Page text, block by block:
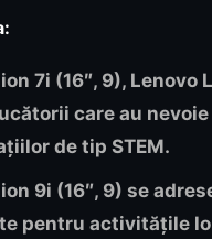
7i (16″, 9), Lenovo
care au
de tip STEM.
9i (16″, 9) se
pentru activitățile